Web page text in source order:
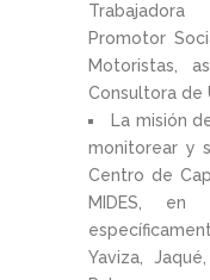
Promotor
Motoristas,
Consultora de
La misión
monitorear y
Centro de
MIDES, en
Yaviza,